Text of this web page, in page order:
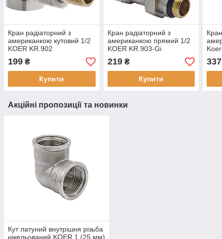
Кран радіаторний з
американкою кутовий 1/2
KOER KR.902
199 ₴
Купити
Кран радіаторний з
американкою прямий 1/2
KOER KR.903-Gi
219₴
Купити
337
Акційні пропозиції та новинки
Кут латуний внутрішня різьба
нікельований KOER 1 (25 мм)